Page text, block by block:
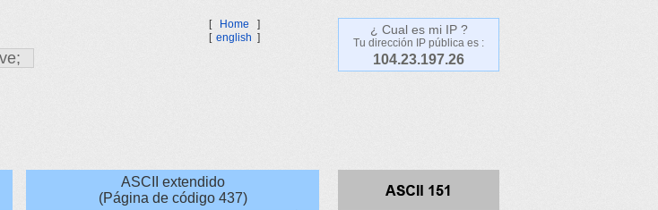
[ Home
]
[ english ]
¿ Cual es mi IP ?
Tu dirección IP pública es :
104.23.197.26
ASCII extendido
(Página de código 437)